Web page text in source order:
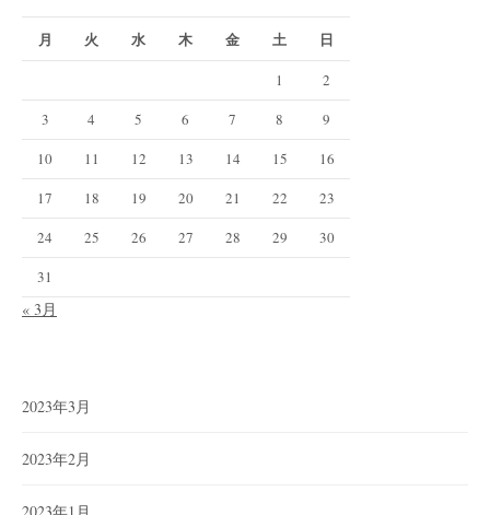
月 火 水 木 金 土 日
1
2
3
4 5 6 7 8
9
10
11 12 13 14 15
16
17
18 19 20 21 22
23
24
25 26 27 28 29
30
31
« 3月
2023年3月
2023年2月